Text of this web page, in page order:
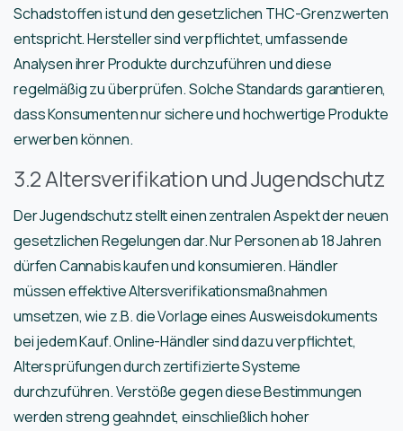
Schadstoffen ist und den gesetzlichen THC-Grenzwerten
entspricht. Hersteller sind verpflichtet, umfassende
Analysen ihrer Produkte durchzuführen und diese
regelmäßig zu überprüfen. Solche Standards garantieren,
dass Konsumenten nur sichere und hochwertige Produkte
erwerben können.
3.2 Altersverifikation und Jugendschutz
Der Jugendschutz stellt einen zentralen Aspekt der neuen
gesetzlichen Regelungen dar. Nur Personen ab 18 Jahren
dürfen Cannabis kaufen und konsumieren. Händler
müssen effektive Altersverifikationsmaßnahmen
umsetzen, wie z.B. die Vorlage eines Ausweisdokuments
bei jedem Kauf. Online-Händler sind dazu verpflichtet,
Altersprüfungen durch zertifizierte Systeme
durchzuführen. Verstöße gegen diese Bestimmungen
werden streng geahndet, einschließlich hoher